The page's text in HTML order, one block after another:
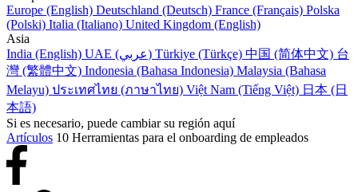
Europe (English) Deutschland (Deutsch) France (Français) Polska
(Polski) Italia (Italiano) United Kingdom (English)
Asia
India (English)
UAE (عربي) Türkiye (Türkçe) 中国 (简体中文) 台
灣 (繁體中文) Indonesia (Bahasa Indonesia) Malaysia (Bahasa
Melayu) ประเทศไทย (ภาษาไทย) Việt Nam (Tiếng Việt) 日本 (日
本語)
Si es necesario, puede cambiar su región aquí
Artículos 10 Herramientas para el onboarding de empleados